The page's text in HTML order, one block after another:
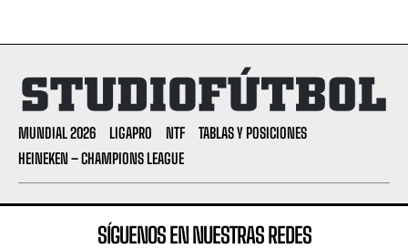
MUNDIAL 2026 LIGAPRO NTF
TABLAS Y POSICIONES
HEINEKEN – CHAMPIONS LEAGUE
SÍGUENOS EN NUESTRAS REDES